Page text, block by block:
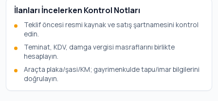
İlanları İncelerken Kontrol Notları
Teklif öncesi resmi kaynak ve satış şartnamesini kontrol
edin.
Teminat, KDV, damga vergisi masraflarını birlikte
hesaplayın.
Araçta plaka/şasi/KM; gayrimenkulde tapu/imar bilgilerini
doğrulayın.